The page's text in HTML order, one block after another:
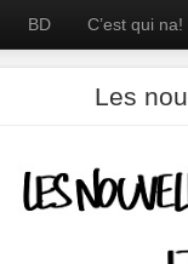
BD C’est qui na!
Les